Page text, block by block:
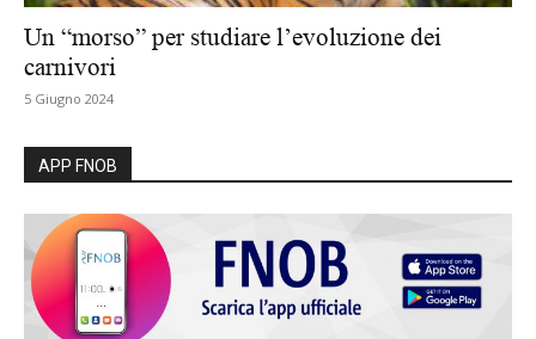
Un “morso” per studiare l’evoluzione dei
carnivori
5 Giugno 2024
APP FNOB